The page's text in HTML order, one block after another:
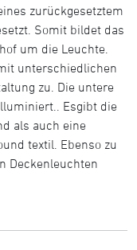
zurückgesetztem
Somit bildet das
um die Leuchte.
unterschiedlichen
zu. Die untere
Esgibt die
als auch eine
textil. Ebenso zu
Deckenleuchten